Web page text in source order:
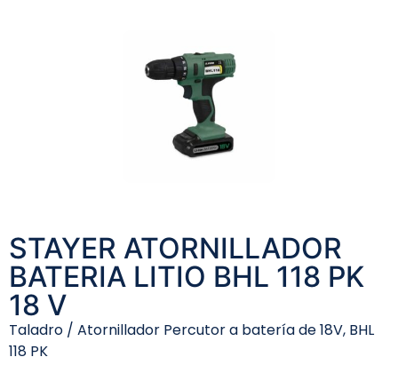
STAYER ATORNILLADOR
BATERIA LITIO BHL 118 PK
18 V
Taladro / Atornillador Percutor a batería de 18V, BHL
118 PK